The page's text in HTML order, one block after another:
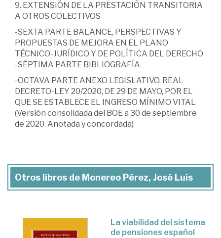
9. EXTENSIÓN DE LA PRESTACIÓN TRANSITORIA
A OTROS COLECTIVOS
-SEXTA PARTE BALANCE, PERSPECTIVAS Y
PROPUESTAS DE MEJORA EN EL PLANO
TÉCNICO-JURÍDICO Y DE POLÍTICA DEL DERECHO
-SÉPTIMA PARTE BIBLIOGRAFÍA
-OCTAVA PARTE ANEXO LEGISLATIVO. REAL
DECRETO-LEY 20/2020, DE 29 DE MAYO, POR EL
QUE SE ESTABLECE EL INGRESO MÍNIMO VITAL
(Versión consolidada del BOE a 30 de septiembre
de 2020. Anotada y concordada)
Otros libros de Monereo Pérez, José Luis
La viabilidad del sistema
de pensiones español